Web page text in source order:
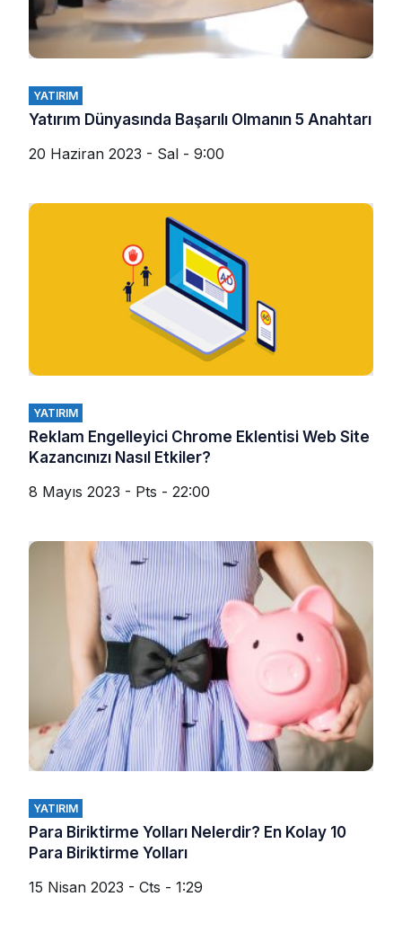
YATIRIM
Yatırım Dünyasında Başarılı Olmanın 5 Anahtarı
20 Haziran 2023 - Sal - 9:00
YATIRIM
Reklam Engelleyici Chrome Eklentisi Web Site
Kazancınızı Nasıl Etkiler?
8 Mayıs 2023 - Pts - 22:00
YATIRIM
Para Biriktirme Yolları Nelerdir? En Kolay 10
Para Biriktirme Yolları
15 Nisan 2023 - Cts - 1:29